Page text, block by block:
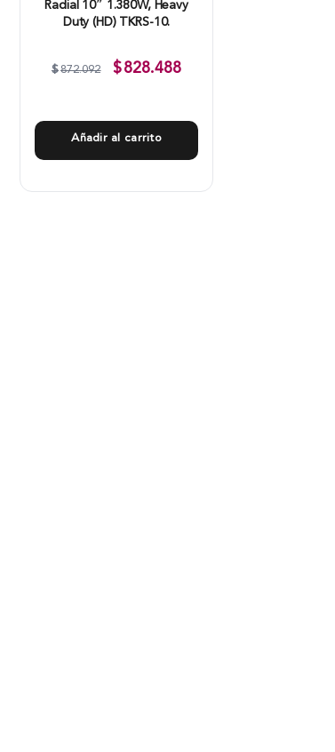
Radial 10″ 1.380W, Heavy
Duty (HD) TKRS-10.
$872.092 $828.488
Añadir al carrito